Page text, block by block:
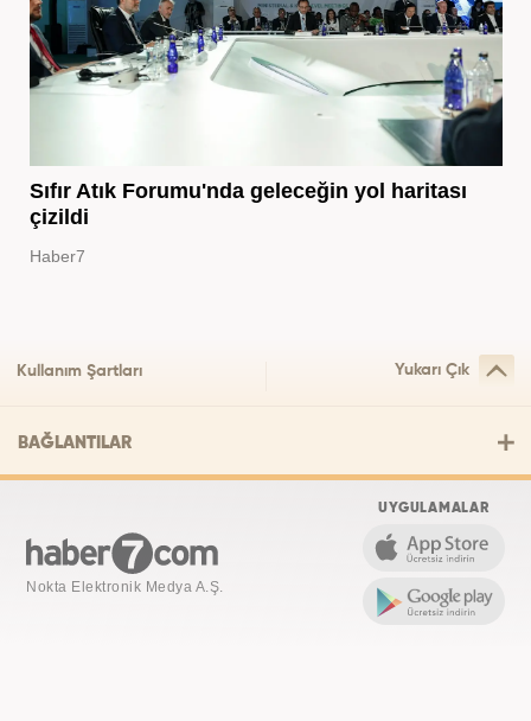
Sıfır Atık Forumu'nda geleceğin yol haritası
çizildi
Haber7
Kullanım Şartları Yukarı Çık
BAĞLANTILAR
Nokta Elektronik Medya A.Ş.
UYGULAMALAR